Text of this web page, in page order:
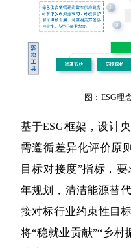
图：ESG理
基于ESG框架，设计
需遵循差异化评价原
目标对接度”指标，
年规划，清洁能源替
接对标行业约束性目标
将“稳就业贡献”“乡村